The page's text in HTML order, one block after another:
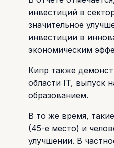
инвестиций в
значительное
инвестиции в
экономическим
Кипр также
области IT, выпуск
образованием.
В то же время,
(45-е место) и
улучшении. В